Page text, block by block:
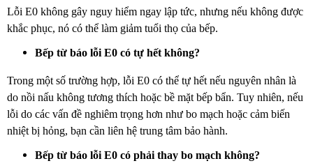
Lỗi E0 không gây nguy hiểm ngay lập tức, nhưng nếu không được
khắc phục, nó có thể làm giảm tuổi thọ của bếp.
Bếp từ báo lỗi E0 có tự hết không?
Trong một số trường hợp, lỗi E0 có thể tự hết nếu nguyên nhân là
do nồi nấu không tương thích hoặc bề mặt bếp bẩn. Tuy nhiên, nếu
lỗi do các vấn đề nghiêm trọng hơn như bo mạch hoặc cảm biến
nhiệt bị hỏng, bạn cần liên hệ trung tâm bảo hành.
Bếp từ báo lỗi E0 có phải thay bo mạch không?